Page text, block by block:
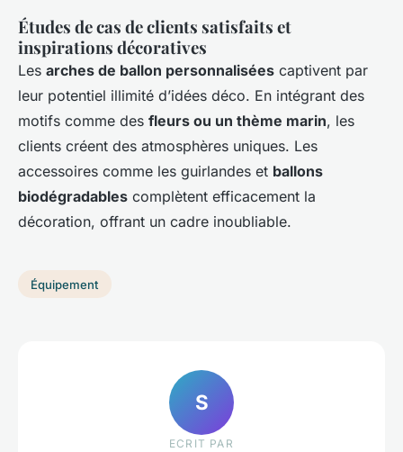
Études de cas de clients satisfaits et
inspirations décoratives
Les arches de ballon personnalisées captivent par
leur potentiel illimité d’idées déco. En intégrant des
motifs comme des fleurs ou un thème marin, les
clients créent des atmosphères uniques. Les
accessoires comme les guirlandes et ballons
biodégradables complètent efficacement la
décoration, offrant un cadre inoubliable.
Équipement
S
ECRIT PAR